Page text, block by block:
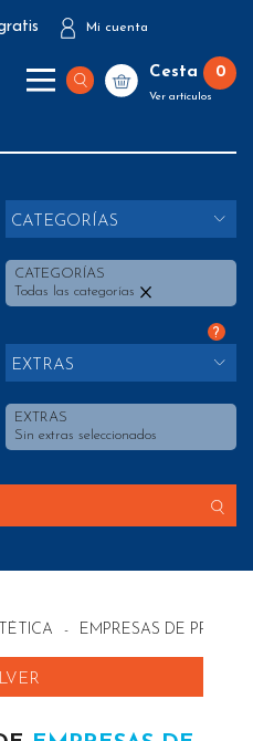
Mi cuenta
Cesta 0
Ver artículos
CATEGORÍAS
CATEGORÍAS
Todas las categorías
?
EXTRAS
EXTRAS
Sin extras seleccionados
- EMPRESAS DE